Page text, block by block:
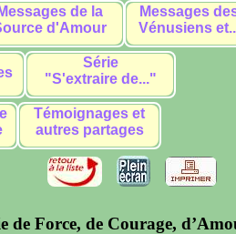
Messages de la
d'Amour
Messages
Vénusiens
Série
"S'extraire de..."
Témoignages et
autres partages
de Force, de Courage,